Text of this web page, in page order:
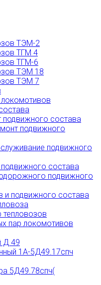
ТЭМ-2
ТГМ 4
ТГМ-6
ТЭМ 18
ТЭМ 7
подвижного состава
подвижного
подвижного
состава
подвижного
и подвижного состава
тепловозов
пар локомотивов
Д 49
1А-5Д49.17спч
5Д49.78спч(